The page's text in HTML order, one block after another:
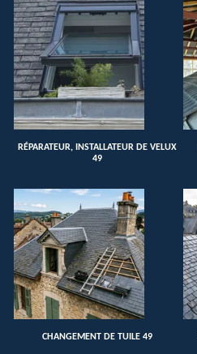
RÉPARATEUR, INSTALLATEUR DE VELUX
49
CHANGEMENT DE TUILE 49